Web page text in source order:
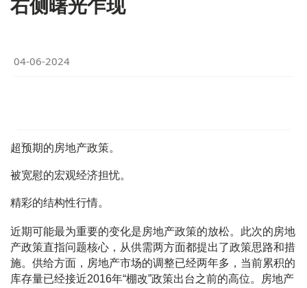
04-06-2024
超预期的房地产政策。
被宽慰的宏观经济担忧。
精彩的结构性行情。
近期可能最为重要的变化是房地产政策的放松。此次的房地
产政策直指问题核心，从供需两方面都提出了政策思路和措
施。供给方面，房地产市场的调整已经两年多，当前累积的
库存量已经接近2016年“棚改”政策出台之前的高位。房地产